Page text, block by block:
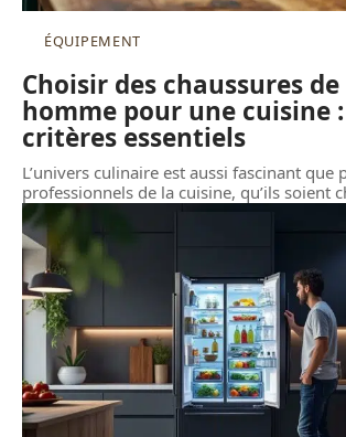
ÉQUIPEMENT
Choisir des chaussures
homme pour une cuisine
critères essentiels
L’univers culinaire est aussi fascinant que
professionnels de la cuisine, qu’ils soient